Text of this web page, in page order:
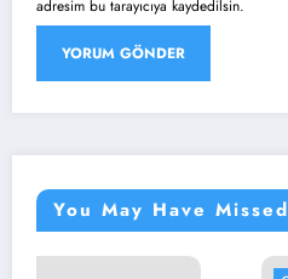
adresim bu tarayıcıya kaydedilsin.
You May Have Missed